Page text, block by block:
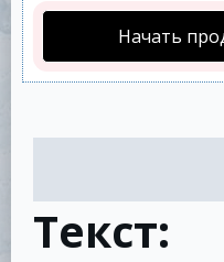
Начать
Текст: